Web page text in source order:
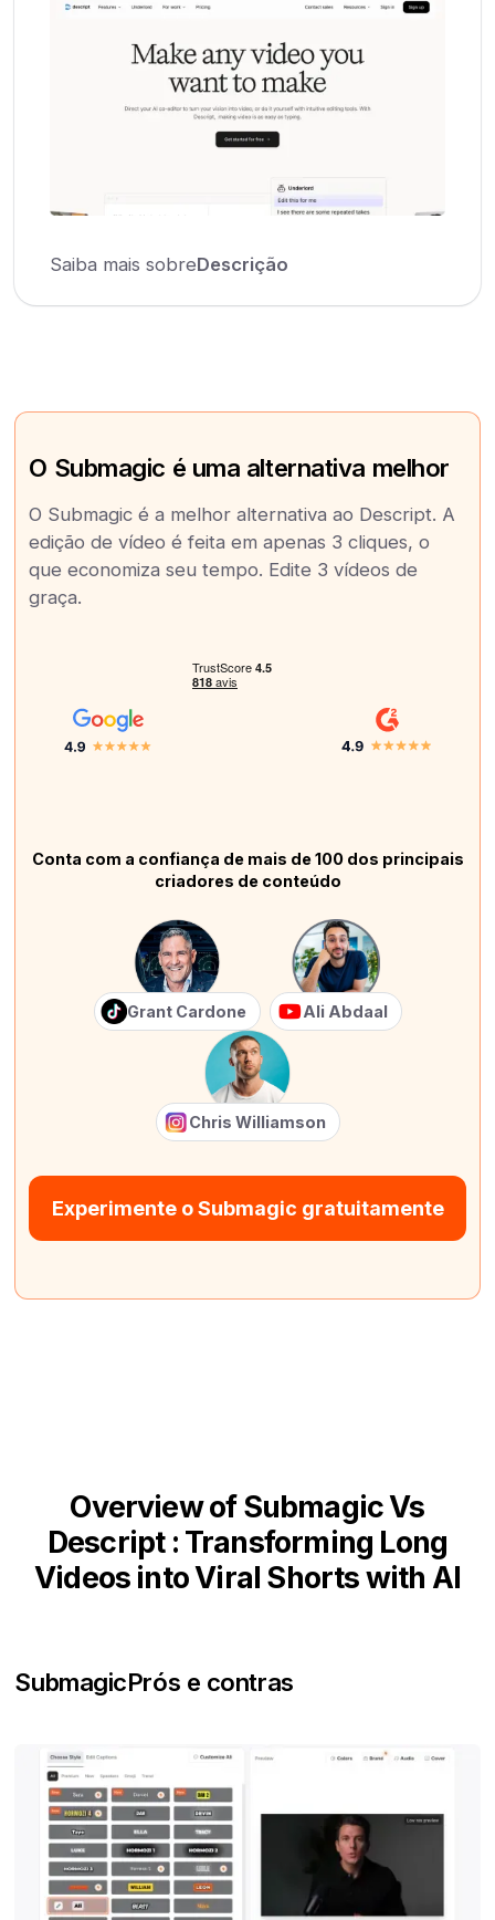
Saiba mais sobreDescrição
O Submagic é uma alternativa melhor
O Submagic é a melhor alternativa ao Descript. A
edição de vídeo é feita em apenas 3 cliques, o
que economiza seu tempo. Edite 3 vídeos de
graça.
Conta com a confiança de mais de 100 dos principais
criadores de conteúdo
Grant Cardone Ali Abdaal
Chris Williamson
Experimente o Submagic gratuitamente
Overview of Submagic Vs
Descript : Transforming Long
Videos into Viral Shorts with AI
SubmagicPrós e contras